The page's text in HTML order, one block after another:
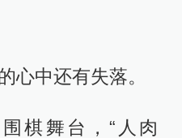
心中还有失落。
棋舞台，“人肉